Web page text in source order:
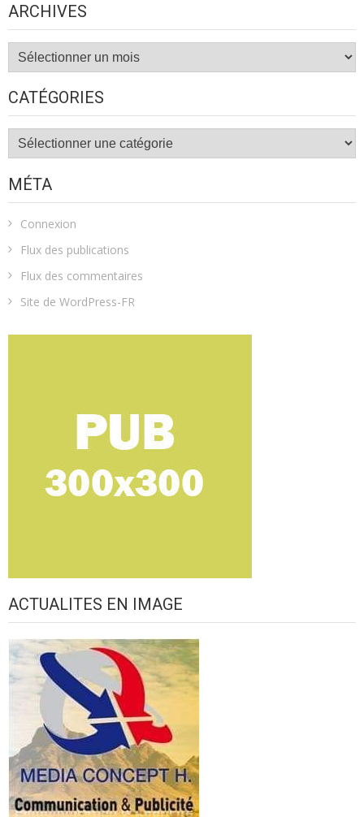
ARCHIVES
Archives
CATÉGORIES
Catégories
MÉTA
Connexion
Flux des publications
Flux des commentaires
Site de WordPress-FR
ACTUALITES EN IMAGE